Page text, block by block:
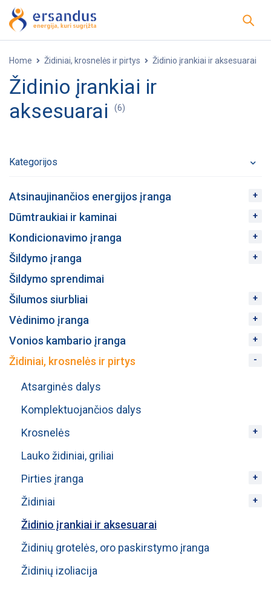
Home Židiniai, krosnelės ir pirtys Židinio įrankiai ir aksesuarai
Židinio įrankiai ir
aksesuarai
(6)
Kategorijos
Atsinaujinančios energijos įranga
Dūmtraukiai ir kaminai
Kondicionavimo įranga
Šildymo įranga
Šildymo sprendimai
Šilumos siurbliai
Vėdinimo įranga
Vonios kambario įranga
Židiniai, krosnelės ir pirtys
Atsarginės dalys
Komplektuojančios dalys
Krosnelės
Lauko židiniai, griliai
Pirties įranga
Židiniai
Židinio įrankiai ir aksesuarai
Židinių grotelės, oro paskirstymo įranga
Židinių izoliacija